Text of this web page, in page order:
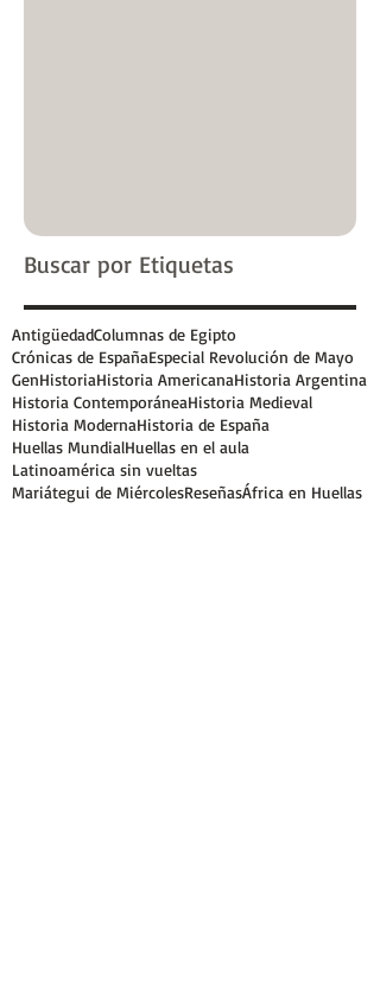
Buscar por Etiquetas
AntigüedadColumnas de Egipto
Crónicas de EspañaEspecial Revolución de Mayo
GenHistoriaHistoria AmericanaHistoria Argentina
Historia ContemporáneaHistoria Medieval
Historia ModernaHistoria de España
Huellas MundialHuellas en el aula
Latinoamérica sin vueltas
Mariátegui de MiércolesReseñasÁfrica en Huellas